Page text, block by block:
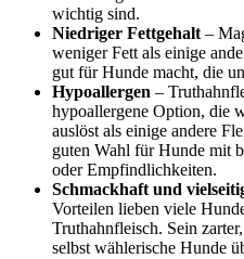
wichtig sind.
Niedriger Fettgehalt –
weniger Fett als einige
gut für Hunde macht, die
Hypoallergen –
hypoallergene Option, die
auslöst als einige andere
guten Wahl für Hunde mit
oder Empfindlichkeiten.
Schmackhaft und
Vorteilen lieben viele
Truthahnfleisch. Sein
selbst wählerische Hunde